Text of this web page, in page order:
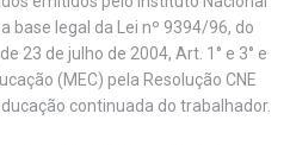
base legal da Lei nº 9394/96, do
23 de julho de 2004, Art. 1° e 3° e
(MEC) pela Resolução CNE
continuada do trabalhador.